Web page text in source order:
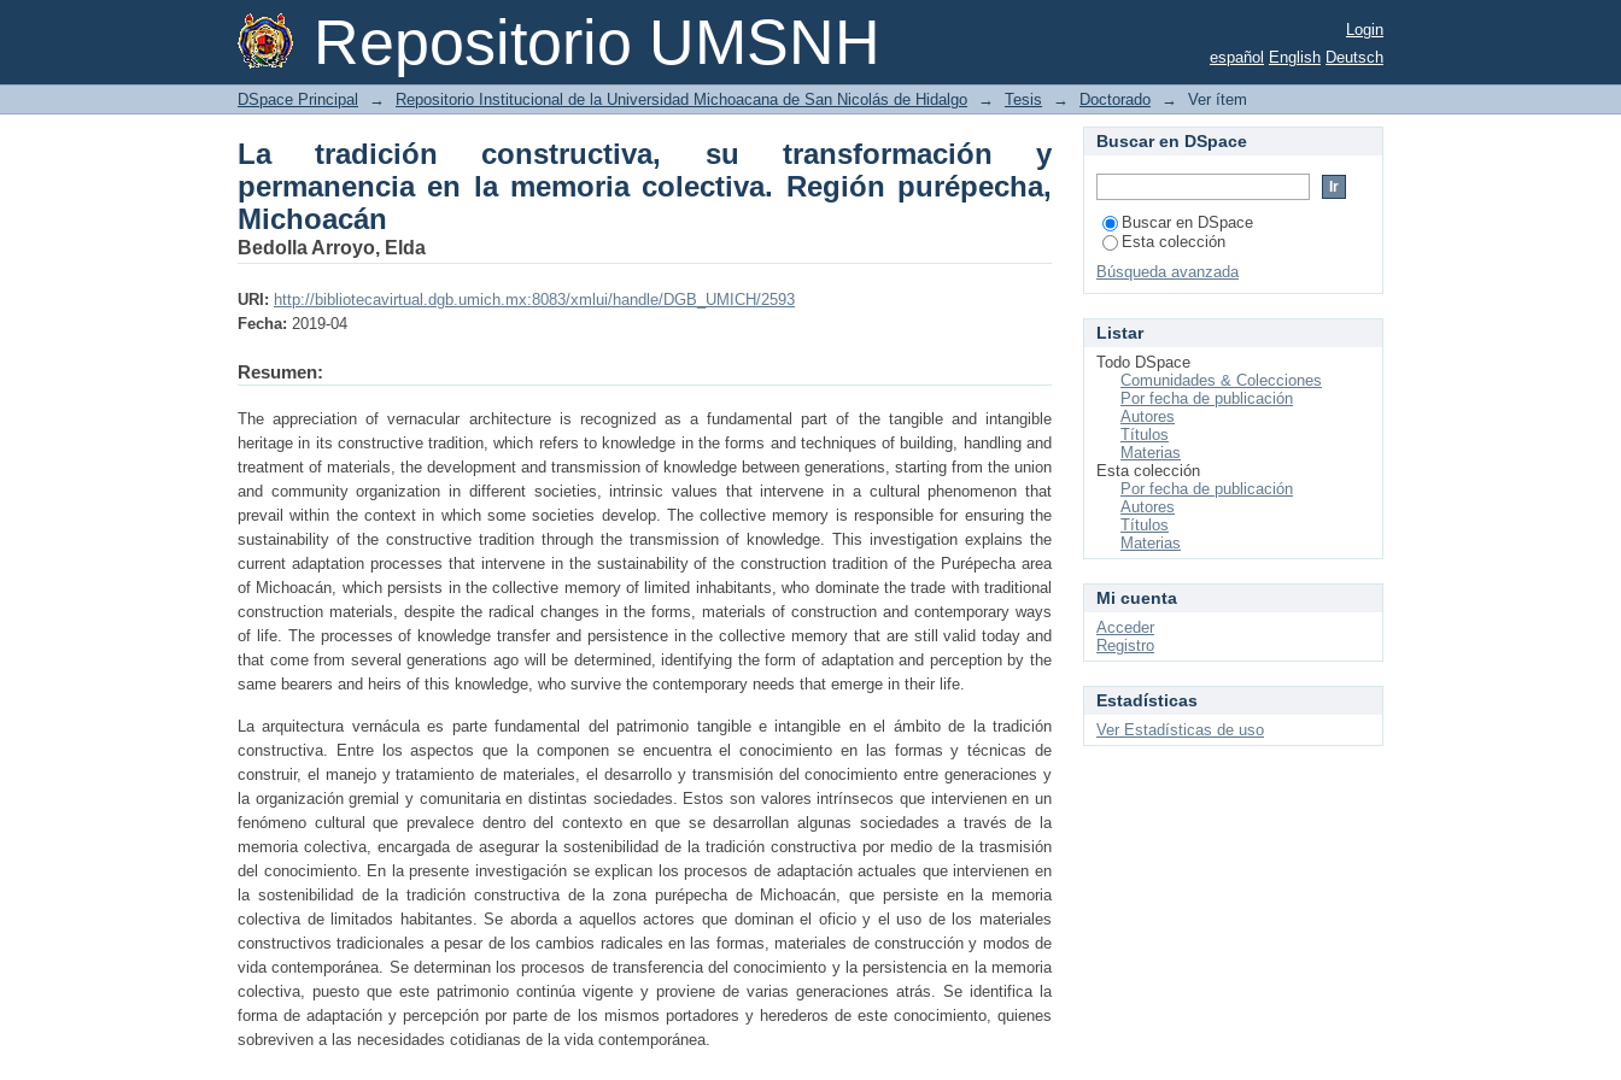
Repositorio UMSNH
La tradición constructiva, su transformación y permanencia en la memoria
colectiva. Región purépecha, Michoacán
Login
español English Deutsch
DSpace Principal → Repositorio Institucional de la Universidad Michoacana de San Nicolás de Hidalgo → Tesis → Doctorado → Ver ítem
La tradición constructiva, su transformación y
permanencia en la memoria colectiva. Región purépecha,
Michoacán
Bedolla Arroyo, Elda
URI: http://bibliotecavirtual.dgb.umich.mx:8083/xmlui/handle/DGB_UMICH/2593
Fecha: 2019-04
Resumen:
The appreciation of vernacular architecture is recognized as a fundamental part of the tangible and intangible
heritage in its constructive tradition, which refers to knowledge in the forms and techniques of building, handling and
treatment of materials, the development and transmission of knowledge between generations, starting from the union
and community organization in different societies, intrinsic values that intervene in a cultural phenomenon that
prevail within the context in which some societies develop. The collective memory is responsible for ensuring the
sustainability of the constructive tradition through the transmission of knowledge. This investigation explains the
current adaptation processes that intervene in the sustainability of the construction tradition of the Purépecha area
of Michoacán, which persists in the collective memory of limited inhabitants, who dominate the trade with traditional
construction materials, despite the radical changes in the forms, materials of construction and contemporary ways
of life. The processes of knowledge transfer and persistence in the collective memory that are still valid today and
that come from several generations ago will be determined, identifying the form of adaptation and perception by the
same bearers and heirs of this knowledge, who survive the contemporary needs that emerge in their life.
La arquitectura vernácula es parte fundamental del patrimonio tangible e intangible en el ámbito de la tradición
constructiva. Entre los aspectos que la componen se encuentra el conocimiento en las formas y técnicas de
construir, el manejo y tratamiento de materiales, el desarrollo y transmisión del conocimiento entre generaciones y
la organización gremial y comunitaria en distintas sociedades. Estos son valores intrínsecos que intervienen en un
fenómeno cultural que prevalece dentro del contexto en que se desarrollan algunas sociedades a través de la
memoria colectiva, encargada de asegurar la sostenibilidad de la tradición constructiva por medio de la trasmisión
del conocimiento. En la presente investigación se explican los procesos de adaptación actuales que intervienen en
la sostenibilidad de la tradición constructiva de la zona purépecha de Michoacán, que persiste en la memoria
colectiva de limitados habitantes. Se aborda a aquellos actores que dominan el oficio y el uso de los materiales
constructivos tradicionales a pesar de los cambios radicales en las formas, materiales de construcción y modos de
vida contemporánea. Se determinan los procesos de transferencia del conocimiento y la persistencia en la memoria
colectiva, puesto que este patrimonio continúa vigente y proviene de varias generaciones atrás. Se identifica la
forma de adaptación y percepción por parte de los mismos portadores y herederos de este conocimiento, quienes
sobreviven a las necesidades cotidianas de la vida contemporánea.
Buscar en DSpace
Buscar en DSpace
Esta colección
Búsqueda avanzada
Listar
Todo DSpace
Comunidades & Colecciones
Por fecha de publicación
Autores
Títulos
Materias
Esta colección
Por fecha de publicación
Autores
Títulos
Materias
Mi cuenta
Acceder
Registro
Estadísticas
Ver Estadísticas de uso